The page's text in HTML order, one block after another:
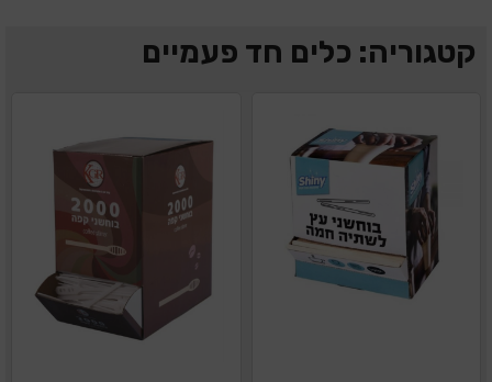
קטגוריה: כלים חד פעמיים